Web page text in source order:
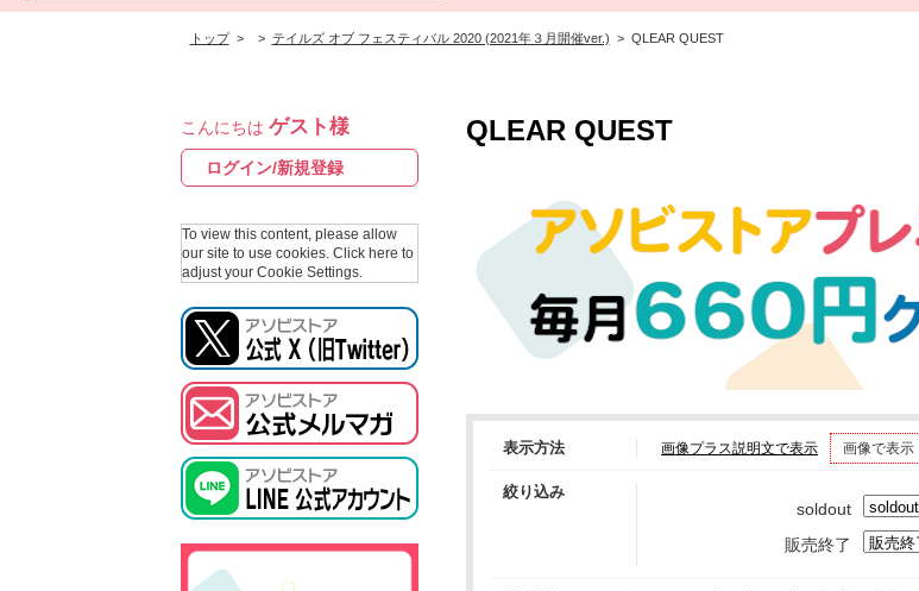
グッズ
CD / Blu-ray
ASOBI STAGE
アイドルマスター シンデレラガールズ
アイドルマスター ミリオンライブ！
プロジェクトアイマス ヴイアライヴ
テイルズ オブ シリーズ
スサノオマジック
ドラゴンボール
ラブライブ！サンシャイン‼
トップ> > テイルズ オブ フェスティバル 2020 (2021年３月開催ver.) > QLEAR QUEST
こんにちは ゲスト様
ログイン/新規登録
To view this content, please allow
our site to use cookies. Click here to
adjust your Cookie Settings.
QLEAR QUEST
表示方法 画像プラス説明文で表示 画像で表示
絞り込み
soldout
販売終了